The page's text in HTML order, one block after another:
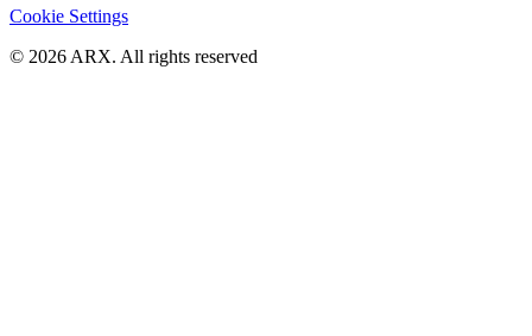
Cookie Settings
© 2026 ARX. All rights reserved